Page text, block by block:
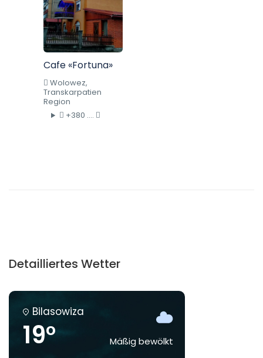
Cafe «Fortuna»
Wolowez,
Transkarpatien
Region
+380 ....
Detailliertes Wetter
Bilasowiza
19° Mäßig bewölkt